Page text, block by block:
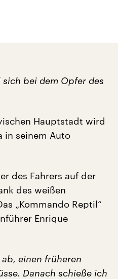
bei dem Opfer des
Hauptstadt wird
in seinem Auto
des Fahrers auf der
des weißen
„Kommando Reptil“
Enrique
einen früheren
Danach schieße ich